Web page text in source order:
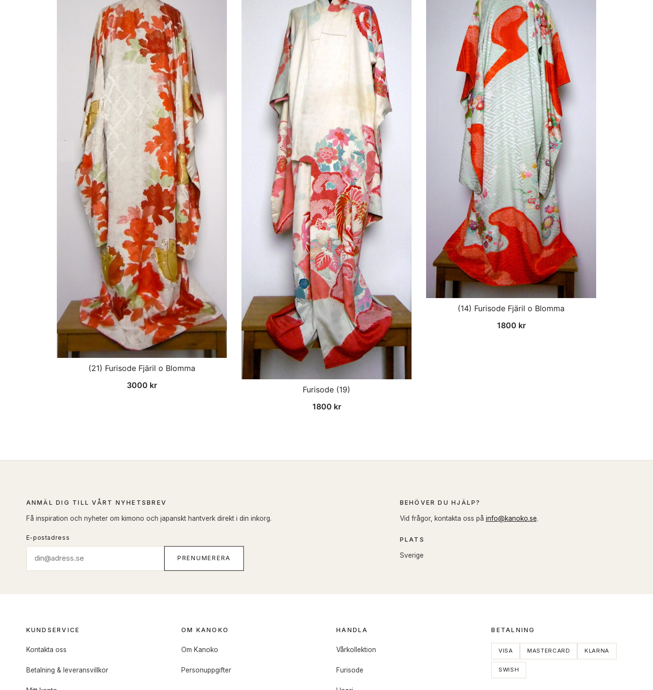
(21) Furisode Fjäril o Blomma
3000 kr
Furisode (19)
1800 kr
(14) Furisode Fjäril o Blomma
1800 kr
ANMÄL DIG TILL VÅRT NYHETSBREV
Få inspiration och nyheter om kimono och japanskt hantverk direkt i din inkorg.
E-postadress
PRENUMERERA
BEHÖVER DU HJÄLP?
Vid frågor, kontakta oss på info@kanoko.se.
PLATS
Sverige
KUNDSERVICE
Kontakta oss
Betalning & leveransvillkor
OM KANOKO
Om Kanoko
Personuppgifter
HANDLA
Vårkollektion
Furisode
BETALNING
VISA MASTERCARD KLARNA
SWISH